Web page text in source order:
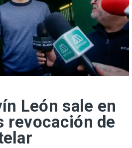
León sale en
revocación de